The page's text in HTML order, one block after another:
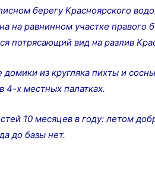
берегу Красноярского
на равнинном участке
потрясающий вид на разлив
из кругляка пихты и
4-х местных палатках.
10 месяцев в году: летом
до базы нет.